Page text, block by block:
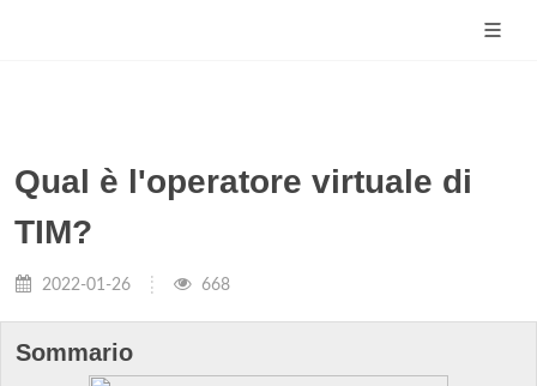
Qual è l'operatore virtuale di
TIM?
2022-01-26 668
Sommario